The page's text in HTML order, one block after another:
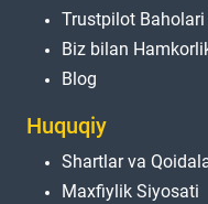
Trustpilot Baholari
Biz bilan
Blog
Huquqiy
Shartlar va
Maxfiylik Siyosati